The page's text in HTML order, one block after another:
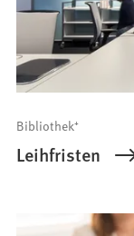
Bibliothek⁺
Leihfristen